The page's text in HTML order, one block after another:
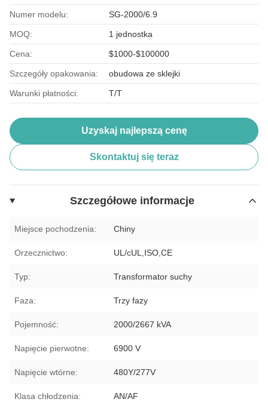
Numer modelu: SG-2000/6.9
MOQ: 1 jednostka
Cena: $1000-$100000
Szczegóły opakowania: obudowa ze sklejki
Warunki płatności: T/T
Uzyskaj najlepszą cenę
Skontaktuj się teraz
Szczegółowe informacje
Miejsce pochodzenia: Chiny
Orzecznictwo: UL/cUL,ISO,CE
Typ: Transformator suchy
Faza: Trzy fazy
Pojemność: 2000/2667 kVA
Napięcie pierwotne: 6900 V
Napięcie wtórne: 480Y/277V
Klasa chłodzenia: AN/AF